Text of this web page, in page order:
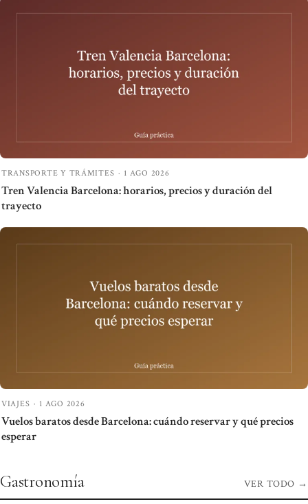
TRANSPORTE Y TRÁMITES · 1 AGO 2026
Tren Valencia Barcelona: horarios, precios y duración del
trayecto
VIAJES · 1 AGO 2026
Vuelos baratos desde Barcelona: cuándo reservar y qué precios
esperar
Gastronomía VER TODO →